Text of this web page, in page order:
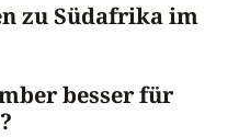
zu Südafrika im
besser für